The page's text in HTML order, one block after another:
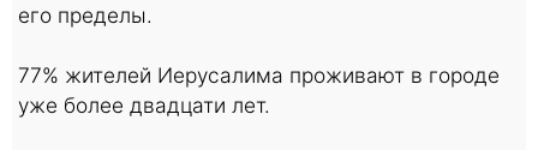
его пределы.
77% жителей Иерусалима проживают в городе
уже более двадцати лет.